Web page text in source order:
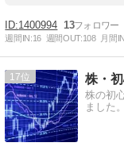
1400994 13
週間IN:16 週間OUT:108 月間
17
株の初
ました。